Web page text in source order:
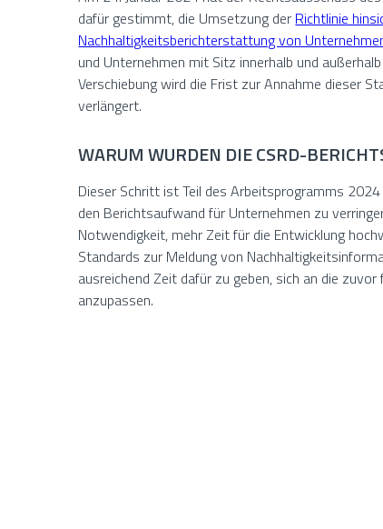
dafür gestimmt, die Umsetzung der Richtlinie
Nachhaltigkeitsberichterstattung von
und Unternehmen mit Sitz innerhalb und
Verschiebung wird die Frist zur Annahme dieser
verlängert.
WARUM WURDEN DIE CSRD-
Dieser Schritt ist Teil des Arbeitsprogramms
den Berichtsaufwand für Unternehmen zu
Notwendigkeit, mehr Zeit für die Entwicklung
Standards zur Meldung von
ausreichend Zeit dafür zu geben, sich an die
anzupassen.